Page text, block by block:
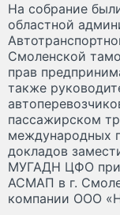
На собрание
областной
Смоленской
прав
также
пассажирском
международных
докладов
МУГАДН ЦФО
АСМАП в г.
компании ООО